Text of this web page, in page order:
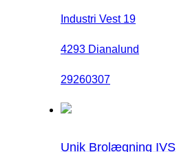
Industri Vest 19
4293 Dianalund
29260307
Unik Brolægning IVS